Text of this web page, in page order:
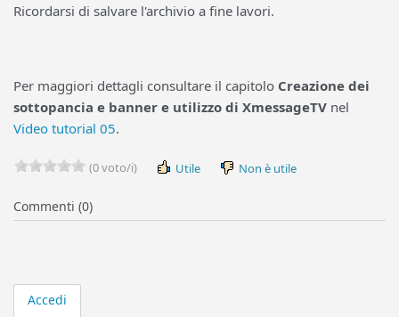
Accedi
Ricordarsi di salvare l'archivio a fine lavori.
Per maggiori dettagli consultare il capitolo Creazione dei
sottopancia e banner e utilizzo di XmessageTV nel
Video tutorial 05.
(0 voto/i) Utile Non è utile
Commenti (0)